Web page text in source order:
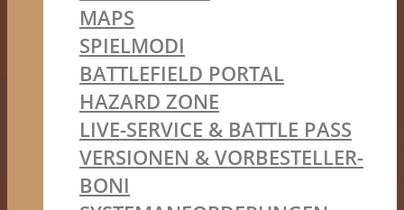
MAPS
SPIELMODI
BATTLEFIELD PORTAL
HAZARD ZONE
LIVE-SERVICE & BATTLE PASS
VERSIONEN & VORBESTELLER-
BONI